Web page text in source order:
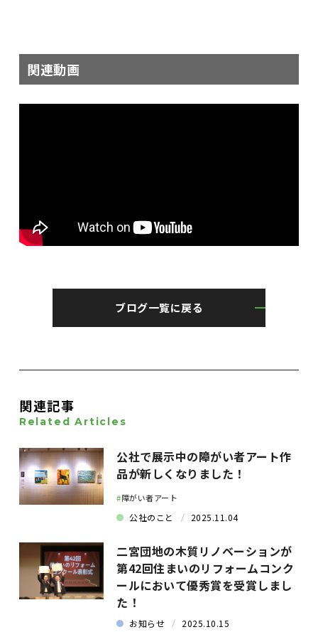
関連動画
ブログ一覧に戻る
関連記事
Related Articles
公社で展示中の障がい者アート作
品が新しくなりました！
#障がい者アート
公社のこと 2025.11.04
二宮団地の木質リノベーションが
第42回住まいのリフォームコンク
ールにおいて優秀賞を受賞しまし
た！
お知らせ 2025.10.15